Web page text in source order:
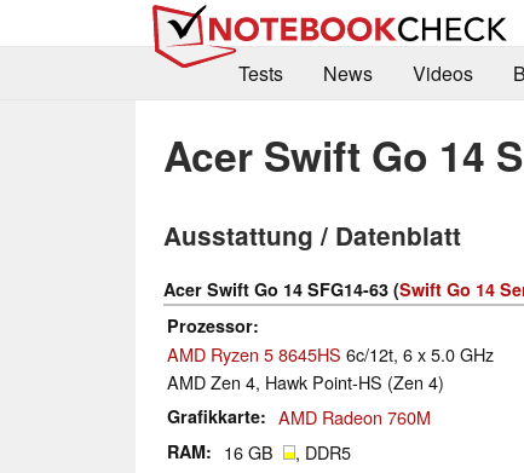
Tests
News Videos
Acer Swift Go 14
Ausstattung / Datenblatt
Acer Swift Go 14 SFG14-63 (Swift Go 14
Prozessor
AMD Ryzen 5 8645HS 6c/12t, 6 x 5.0 GHz
AMD Zen 4, Hawk Point-HS (Zen 4)
Grafikkarte AMD Radeon 760M
RAM 16 GB , DDR5